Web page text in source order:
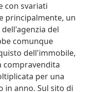
con svariati
principalmente, un
del
comunque
dell'immobile,
compravendita
per una
in anno. Sul sito di